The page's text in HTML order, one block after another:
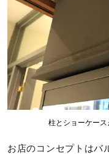
柱とショーケース
お店のコンセプトはバ